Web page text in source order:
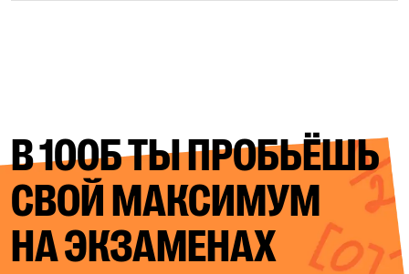
В 100Б ТЫ ПРОБЬЁШЬ
СВОЙМАКСИМУМ
НА ЭКЗАМЕНАХ